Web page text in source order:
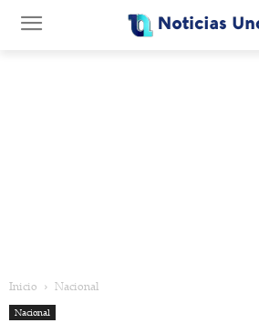
Inicio Nacional
Nacional